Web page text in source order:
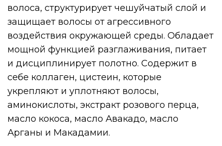
волоса, структурирует чешуйчатый слой и
защищает волосы от агрессивного
воздействия окружающей среды. Обладает
мощной функцией разглаживания, питает
и дисциплинирует полотно. Содержит в
себе коллаген, цистеин, которые
укрепляют и уплотняют волосы,
аминокислоты, экстракт розового перца,
масло кокоса, масло Авакадо, масло
Арганы и Макадамии.